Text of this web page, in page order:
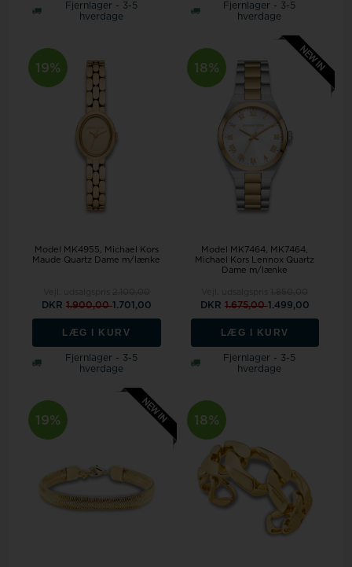
Fjernlager - 3-5
hverdage
Fjernlager - 3-5
hverdage
19%
Model MK4955
Michael Kors
Maude Quartz Dame m/lænke
DKR 1.900,001.701,00
LÆG I KURV
Fjernlager - 3-5
hverdage
18%
Model MK7464
MK7464,
Michael Kors Lennox Quartz
Dame m/lænke
DKR 1.675,001.499,00
LÆG I KURV
Fjernlager - 3-5
hverdage
19% 18%